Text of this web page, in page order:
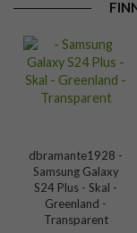
dbramante1928 -
Samsung Galaxy
S24 Plus - Skal -
Greenland -
Transparent